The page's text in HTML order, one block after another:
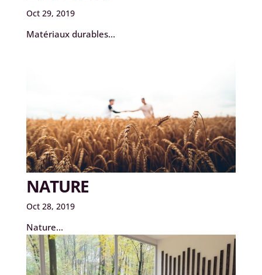
Oct 29, 2019
Matériaux durables...
NATURE
Oct 28, 2019
Nature...